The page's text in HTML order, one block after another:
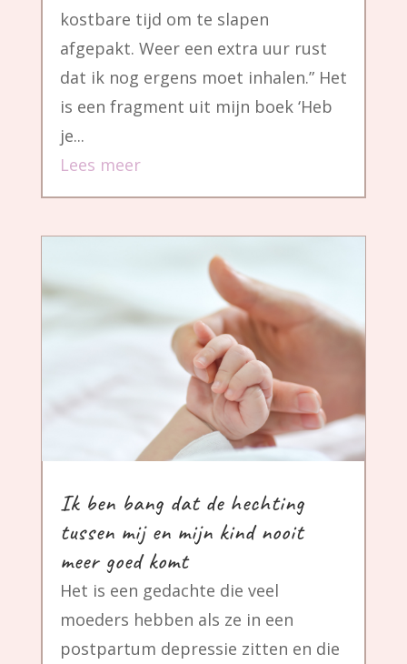
kostbare tijd om te slapen
afgepakt. Weer een extra uur rust
dat ik nog ergens moet inhalen.” Het
is een fragment uit mijn boek ‘Heb
je...
Lees meer
Ik ben bang dat de hechting
tussen mij en mijn kind nooit
meer goed komt
Het is een gedachte die veel
moeders hebben als ze in een
postpartum depressie zitten en die